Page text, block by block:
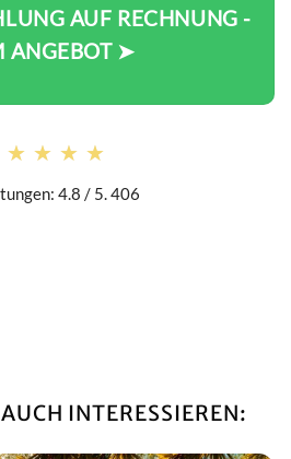
AUF RECHNUNG -
ANGEBOT ➤
4.8 / 5. 406
INTERESSIEREN: